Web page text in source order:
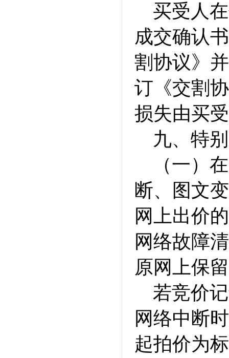
买受人
成交确认
割协议》
订《交割
损失由买
九、特
（一）
断、图文
网上出价
网络故障
原网上保
若竞价
网络中断
起拍价为